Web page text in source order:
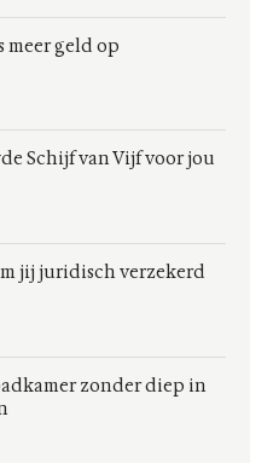
meer geld op
Schijf van Vijf voor jou
jij juridisch verzekerd
zonder diep in